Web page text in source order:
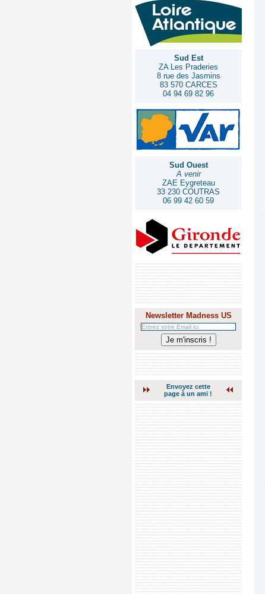
Sud Est
ZA Les Praderies
8 rue des Jasmins
83 570 CARCES
04 94 69 82 96
Sud Ouest
A venir
ZAE Eygreteau
33 230 COUTRAS
06 99 42 60 59
Newsletter Madness US
Envoyez cette
page à un ami !